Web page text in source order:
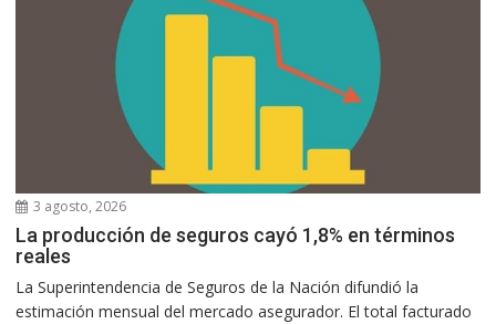
3 agosto, 2026
La producción de seguros cayó 1,8% en términos
reales
La Superintendencia de Seguros de la Nación difundió la
estimación mensual del mercado asegurador. El total facturado